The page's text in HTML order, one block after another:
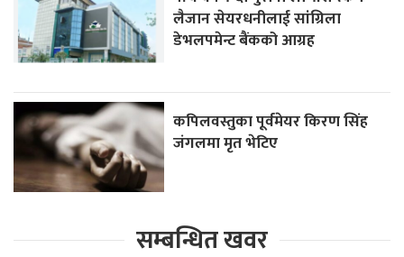
लैजान सेयरधनीलाई सांग्रिला
डेभलपमेन्ट बैंकको आग्रह
कपिलवस्तुका पूर्वमेयर किरण सिंह
जंगलमा मृत भेटिए
सम्बन्धित खवर